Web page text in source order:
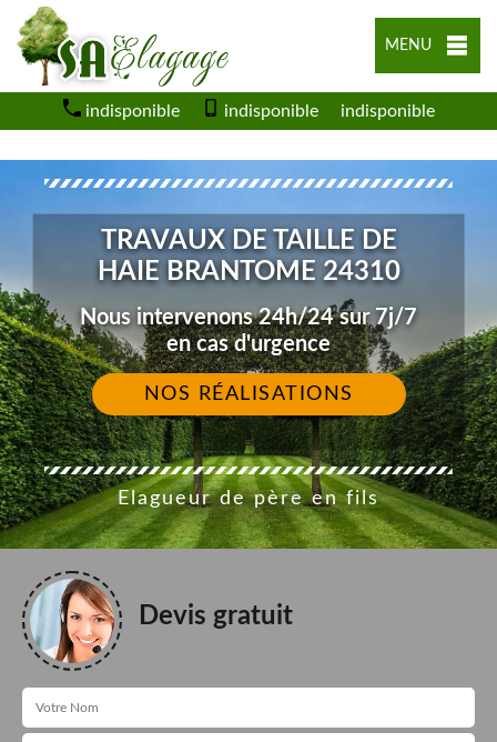
MENU
indisponible indisponible indisponible
TRAVAUX DE TAILLE DE
HAIE BRANTOME 24310
Nous intervenons 24h/24 sur 7j/7
en cas d'urgence
NOS RÉALISATIONS
Elagueur de père en fils
Devis gratuit